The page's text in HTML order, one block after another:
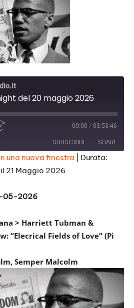
del 20 maggio 2026
00:00 / 03:53:46
SUBSCRIBE SHARE
una nuova finestra
Durata:
21 Maggio 2026
05-2026
> Harriett Tubman &
“Elecrical Fields of Love” (Pi
Semper Malcolm